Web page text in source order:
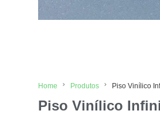
Home Produtos Piso Vinílico
Piso Vinílico